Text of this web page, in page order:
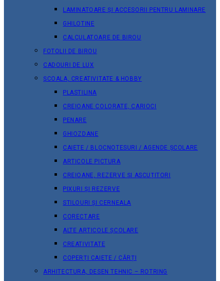
LAMINATOARE ȘI ACCESORII PENTRU LAMINARE
GHILOTINE
CALCULATOARE DE BIROU
FOTOLII DE BIROU
CADOURI DE LUX
ȘCOALA, CREATIVITATE & HOBBY
PLASTILINA
CREIOANE COLORATE, CARIOCI
PENARE
GHIOZDANE
CAIETE / BLOCNOTESURI / AGENDE ȘCOLARE
ARTICOLE PICTURA
CREIOANE, REZERVE ȘI ASCUȚITORI
PIXURI ȘI REZERVE
STILOURI ȘI CERNEALA
CORECTARE
ALTE ARTICOLE ȘCOLARE
CREATIVITATE
COPERȚI CAIETE / CĂRȚI
ARHITECTURA, DESEN TEHNIC – ROTRING